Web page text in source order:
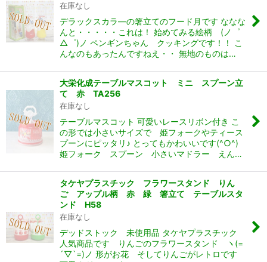
在庫なし
デラックスカラ―の箸立てのフード月です ななな
んと・・・・・これは！ 始めてみる絵柄 (ノ゜
△゜)ノ ペンギンちゃん クッキングです！！ こ
んなのもあったんですねえ・・ 無地のものは…
大栄化成テーブルマスコット ミニ スプーン立
て 赤 TA256
在庫なし
テーブルマスコット 可愛いレースリボン付き こ
の形では小さいサイズで 姫フォークやティース
プーンにピッタリ♪ とってもかわいいです(^○^)
姫フォーク スプーン 小さいマドラー えん…
タケヤプラスチック フラワースタンド りん
ご アップル柄 赤 緑 箸立て テーブルスタ
ンド H58
在庫なし
デッドストック 未使用品 タケヤプラスチック
人気商品です りんごのフラワースタンド ヽ(=
´▽`=)ノ 形がお花 そしてりんごがレトロです